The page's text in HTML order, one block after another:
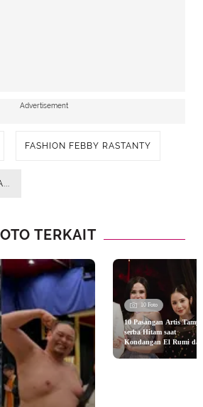
Advertisement
FASHION FEBBY RASTANTY
TERKAIT
10 Foto
10 Pasangan Artis
serba Hitam saat
Kondangan El Rumi dan
Syifa Hadju dari Nagita